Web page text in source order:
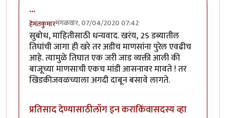
...
हेमंतकुमारमंगळवार, 07/04/2020 07:42
सुबोध, माहितीसाठी धन्यवाद. खरंय, 2S डब्यातील
तिघांची जागा ही खरे तर अडीच माणसांना पुरेल एवढीच
आहे. त्यामुळे तिघात एक जरी जाड व्यक्ती आली की
बाजूच्या माणसाची एकच मांडी आसनावर मावते ! तर
खिडकीजवळच्याला अगदी दाबून बसावे लागते.
प्रतिसाद देण्यासाठीलॉग इन कराकिंवासदस्य व्हा